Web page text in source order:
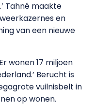
Tahné maakte
en
van een nieuwe
wonen 17 miljoen
Berucht is
vuilnisbelt in
op wonen.